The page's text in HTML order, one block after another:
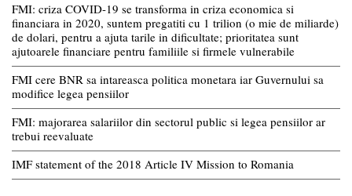
FMI: criza COVID-19 se transforma in criza economica si
financiara in 2020, suntem pregatiti cu 1 trilion (o mie de miliarde)
de dolari, pentru a ajuta tarile in dificultate; prioritatea sunt
ajutoarele financiare pentru familiile si firmele vulnerabile
FMI cere BNR sa intareasca politica monetara iar Guvernului sa
modifice legea pensiilor
FMI: majorarea salariilor din sectorul public si legea pensiilor ar
trebui reevaluate
IMF statement of the 2018 Article IV Mission to Romania